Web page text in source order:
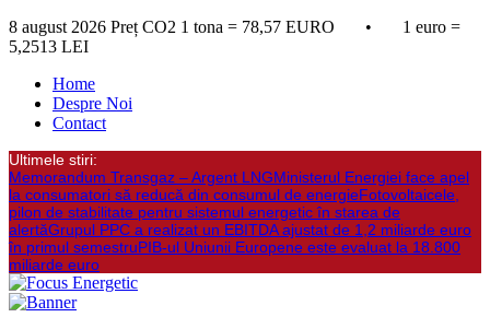
8 august 2026 Preț CO2 1 tona = 78,57 EURO • 1 euro =
5,2513 LEI
Home
Despre Noi
Contact
Ultimele stiri:
Memorandum Transgaz – Argent LNGMinisterul Energiei face apel
la consumatori să reducă din consumul de energieFotovoltaicele,
pilon de stabilitate pentru sistemul energetic în starea de
alertăGrupul PPC a realizat un EBITDA ajustat de 1,2 miliarde euro
în primul semestruPIB-ul Uniunii Europene este evaluat la 18.800
miliarde euro